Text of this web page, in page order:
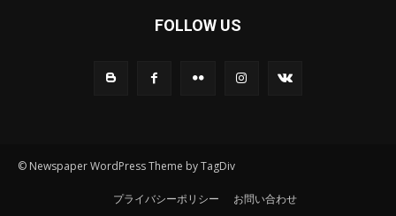
FOLLOW US
© Newspaper WordPress Theme by TagDiv
プライバシーポリシー お問い合わせ